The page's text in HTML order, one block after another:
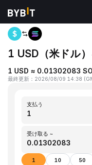
ホーム USD to SOL
1 USD（米ドル
1 USD ≈ 0.01302083
最終更新 ： 2026/08/09 14:38 (
支払う
受け取る ~
1 10 50